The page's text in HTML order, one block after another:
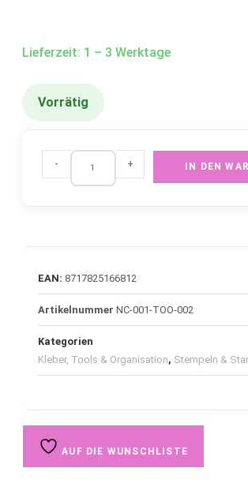
Lieferzeit: 1 – 3 Werktage
Vorrätig
- + IN DEN
EAN: 8717825166812
Artikelnummer NC-001-TOO-002
Kategorien
Kleber, Tools & Organisation, Stempeln &
AUF DIE WUNSCHLISTE